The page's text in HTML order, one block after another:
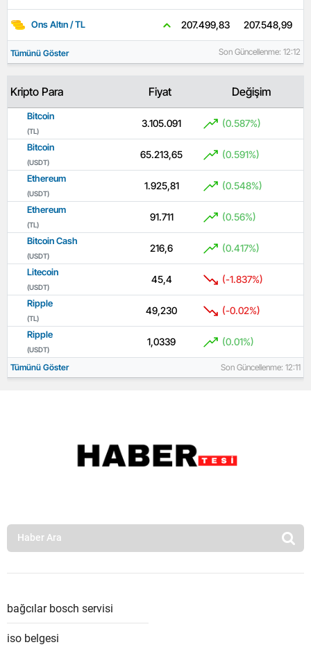
Ons Altın / TL 207.499,83 207.548,99
Tümünü Göster Son Güncellenme: 12:12
Kripto Para Fiyat Değişim
Bitcoin
(TL)
3.105.091 (0.587%)
Bitcoin
(USDT)
65.213,65 (0.591%)
Ethereum
(USDT)
1.925,81 (0.548%)
Ethereum
(TL)
91.711 (0.56%)
Bitcoin Cash
(USDT)
216,6 (0.417%)
Litecoin
(USDT)
45,4 (-1.837%)
Ripple
(TL)
49,230 (-0.02%)
Ripple
(USDT)
1,0339 (0.01%)
Tümünü Göster Son Güncellenme: 12:11
bağcılar bosch servisi
iso belgesi